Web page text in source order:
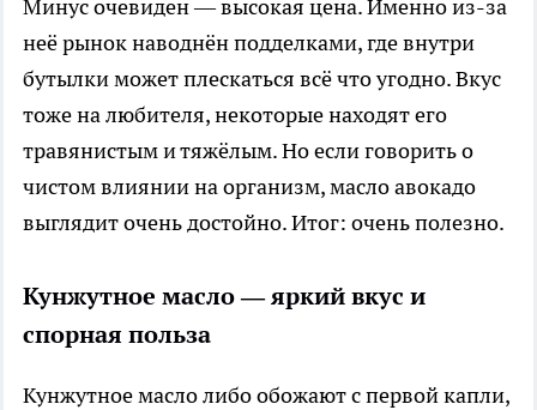
Минус очевиден — высокая цена. Именно из-за
неё рынок наводнён подделками, где внутри
бутылки может плескаться всё что угодно. Вкус
тоже на любителя, некоторые находят его
травянистым и тяжёлым. Но если говорить о
чистом влиянии на организм, масло авокадо
выглядит очень достойно. Итог: очень полезно.
Кунжутное масло — яркий вкус и
спорная польза
Кунжутное масло либо обожают с первой капли,